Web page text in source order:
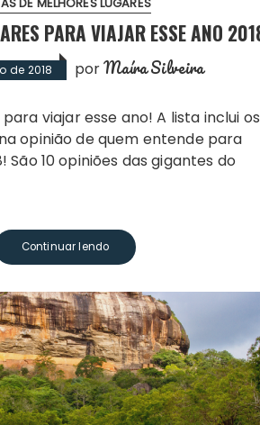
PARA VIAJAR ESSE ANO
de 2018 porMaíra Silveira
opinião de quem entende para
São 10 opiniões das gigantes do
Continuar lendo